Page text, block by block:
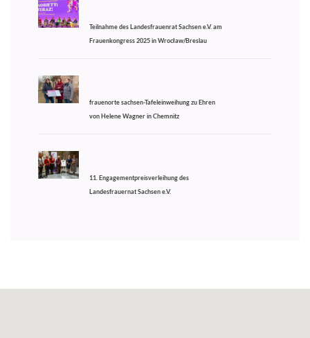
Teilnahme des Landesfrauenrat Sachsen e.V. am
Frauenkongress 2025 in Wrocław/Breslau
frauenorte sachsen-Tafeleinweihung zu Ehren
von Helene Wagner in Chemnitz
11. Engagementpreisverleihung des
Landesfrauernat Sachsen e.V.